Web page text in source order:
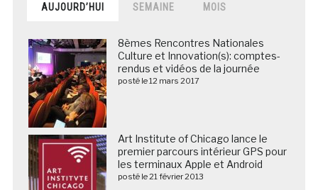
AUJOURD’HUI SEMAINE MOIS
8èmes Rencontres Nationales
Culture et Innovation(s): comptes-
rendus et vidéos de la journée
posté le 12 mars 2017
Art Institute of Chicago lance le
premier parcours intérieur GPS pour
les terminaux Apple et Android
posté le 21 février 2013